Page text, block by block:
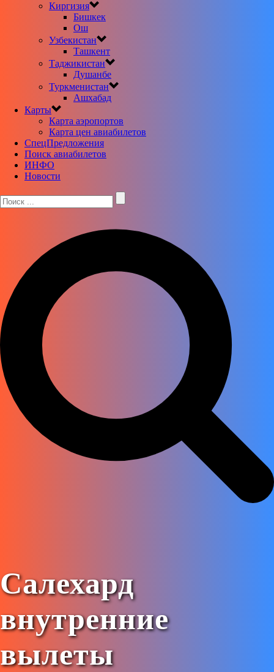
Киргизия
Бишкек
Ош
Узбекистан
Ташкент
Таджикистан
Душанбе
Туркменистан
Ашхабад
Карты
Карта аэропортов
Карта цен авиабилетов
CпецПредложения
Поиск авиабилетов
ИНФО
Новости
Салехард
внутренние
вылеты